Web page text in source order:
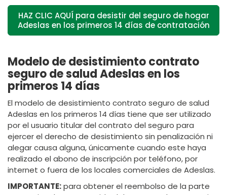
HAZ CLIC AQUÍ para desistir del seguro de hogar
Adeslas en los primeros 14 días de contratación
Modelo de desistimiento contrato
seguro de salud Adeslas en los
primeros 14 días
El modelo de desistimiento contrato seguro de salud
Adeslas en los primeros 14 días tiene que ser utilizado
por el usuario titular del contrato del seguro para
ejercer el derecho de desistimiento sin penalización ni
alegar causa alguna, únicamente cuando este haya
realizado el abono de inscripción por teléfono, por
internet o fuera de los locales comerciales de Adeslas.
IMPORTANTE:para obtener el reembolso de la parte